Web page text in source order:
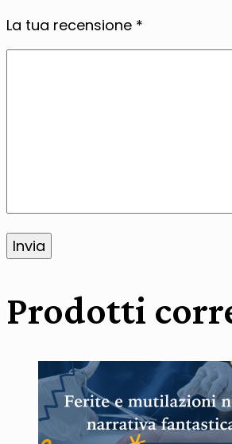
La tua recensione *
Prodotti